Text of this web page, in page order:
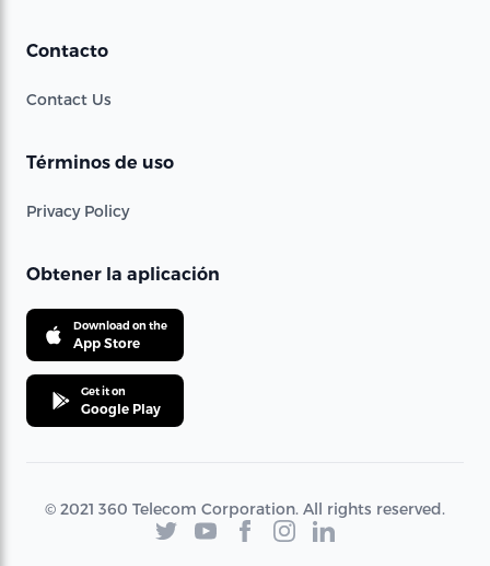
Contacto
Contact Us
Términos de uso
Privacy Policy
Obtener la aplicación
Download on the
App Store
Get it on
Google Play
© 2021 360 Telecom Corporation. All rights reserved.